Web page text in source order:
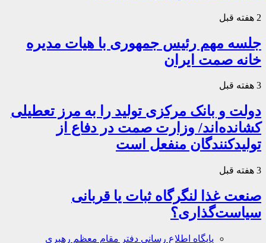
2 هفته قبل
جلسه مهم رئیس جمهوری با هیات مدیره
خانه صمت ایران
3 هفته قبل
دولت و بانک مرکزی تولید را به مرز تعطیلی
کشانده‌اند/ وزارت صمت در دفاع از
تولیدکنندگان منفعل است
3 هفته قبل
صنعت غذا لنگرگاه ثبات یا قربانی
سیاست‌گذاری؟
پایگاه اطلاع رسانی دفتر مقام معظم رهبری